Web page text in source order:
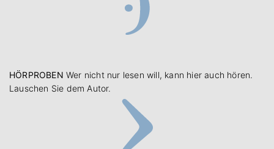
HÖRPROBEN Wer nicht nur lesen will, kann hier auch hören.
Lauschen Sie dem Autor.